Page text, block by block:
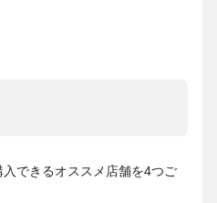
できるオススメ店舗を4つご